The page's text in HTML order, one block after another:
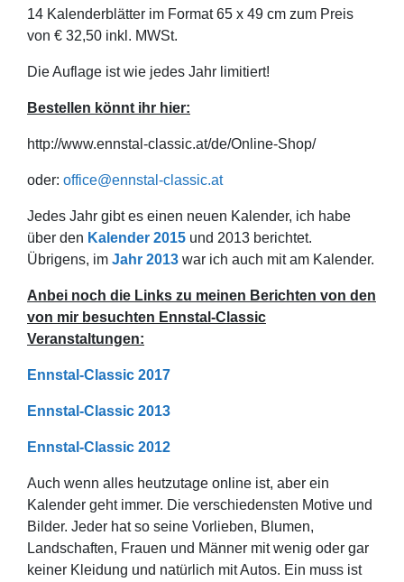
14 Kalenderblätter im Format 65 x 49 cm zum Preis
von € 32,50 inkl. MWSt.
Die Auflage ist wie jedes Jahr limitiert!
Bestellen könnt ihr hier:
http://www.ennstal-classic.at/de/Online-Shop/
oder: office@ennstal-classic.at
Jedes Jahr gibt es einen neuen Kalender, ich habe
über den Kalender 2015 und 2013 berichtet.
Übrigens, im Jahr 2013 war ich auch mit am Kalender.
Anbei noch die Links zu meinen Berichten von den
von mir besuchten Ennstal-Classic
Veranstaltungen:
Ennstal-Classic 2017
Ennstal-Classic 2013
Ennstal-Classic 2012
Auch wenn alles heutzutage online ist, aber ein
Kalender geht immer. Die verschiedensten Motive und
Bilder. Jeder hat so seine Vorlieben, Blumen,
Landschaften, Frauen und Männer mit wenig oder gar
keiner Kleidung und natürlich mit Autos. Ein muss ist